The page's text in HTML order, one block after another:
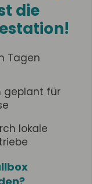
die
Tagen
geplant für
lokale